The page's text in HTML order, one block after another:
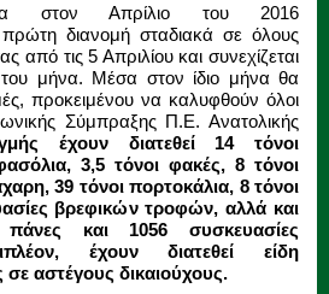
στον Απρίλιο του 2016
διανομή σταδιακά σε όλους
από τις 5 Απριλίου και συνεχίζεται
του μήνα. Μέσα στον ίδιο μήνα θα
προκειμένου να καλυφθούν όλοι
Σύμπραξης Π.Ε. Ανατολικής
έχουν διατεθεί 14 τόνοι
3,5 τόνοι φακές, 8 τόνοι
39 τόνοι πορτοκάλια, 8 τόνοι
βρεφικών τροφών, αλλά και
πάνες και 1056 συσκευασίες
έχουν διατεθεί είδη
αστέγους δικαιούχους.